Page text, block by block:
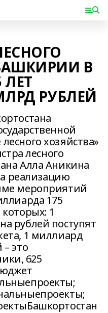
В
РУБЛЕЙ
хозяйства»
лесного
Алла Аникина
реализацию
мероприятий
175
1
рублей поступят
1 миллиард
это
625